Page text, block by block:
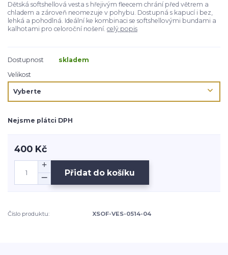
Dětská softshellová vesta s hřejivým fleecem chrání před větrem a
chladem a zároveň neomezuje v pohybu. Dostupná s kapucí i bez,
lehká a pohodlná. Ideální ke kombinaci se softshellovými bundami a
kalhotami pro celoroční nošení. celý popis
Dostupnost
skladem
Velikost
Nejsme plátci DPH
400 Kč
Přidat do košíku
Číslo produktu: XSOF-VES-0514-04